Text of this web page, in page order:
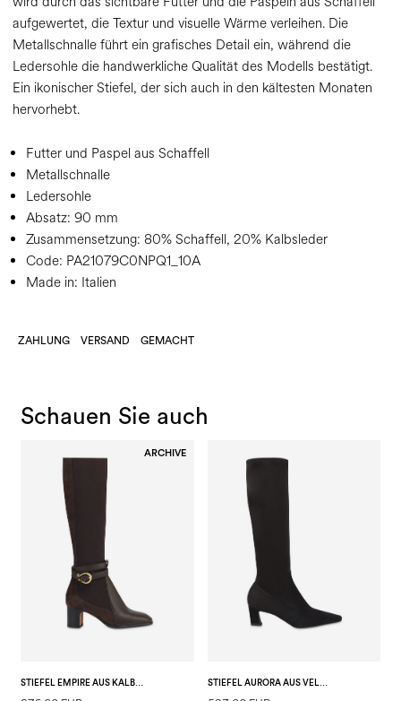
aufgewertet, die Textur und visuelle Wärme verleihen. Die
Metallschnalle führt ein grafisches Detail ein, während die
Ledersohle die handwerkliche Qualität des Modells bestätigt.
Ein ikonischer Stiefel, der sich auch in den kältesten Monaten
hervorhebt.
Futter und Paspel aus Schaffell
Metallschnalle
Ledersohle
Absatz: 90 mm
Zusammensetzung: 80% Schaffell, 20% Kalbsleder
Code: PA21079C0NPQ1_10A
Made in: Italien
ZAHLUNG VERSAND GEMACHT
Schauen Sie auch
ARCHIVE
STIEFEL EMPIRE AUS KALBS- UND SPALTLEDER STIEFEL AURORA AUS VELOUR PL-STRETCH